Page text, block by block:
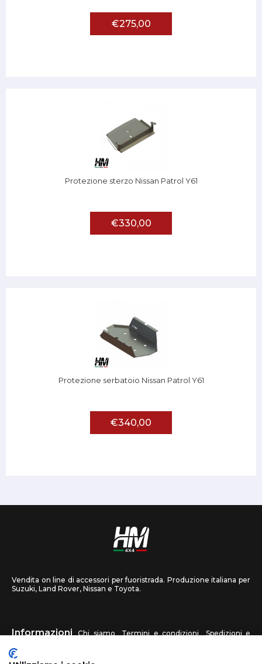
€275,00
Protezione sterzo Nissan Patrol Y61
€330,00
Protezione serbatoio Nissan Patrol Y61
€340,00
Vendita on line di accessori per fuoristrada. Produzione italiana per
Suzuki, Land Rover, Nissan e Toyota.
Informazioni Chi siamo Termini e condizioni
Spedizioni e
recessi